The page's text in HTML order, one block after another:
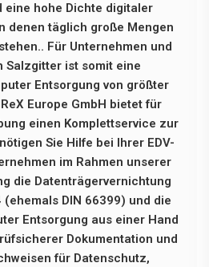
eine hohe Dichte digitaler
denen täglich große Mengen
Für Unternehmen und
Salzgitter ist somit eine
Entsorgung von größter
Europe GmbH bietet für
einen Komplettservice zur
Sie Hilfe bei Ihrer EDV-
im Rahmen unserer
die Datenträgervernichtung
(ehemals DIN 66399) und die
Entsorgung aus einer Hand
Dokumentation und
für Datenschutz,